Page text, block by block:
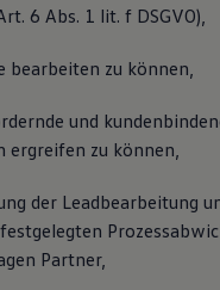
6 Abs. 1 lit. f DSGVO),
bearbeiten zu können,
und
ergreifen zu können,
der Leadbearbeitung
Partner,